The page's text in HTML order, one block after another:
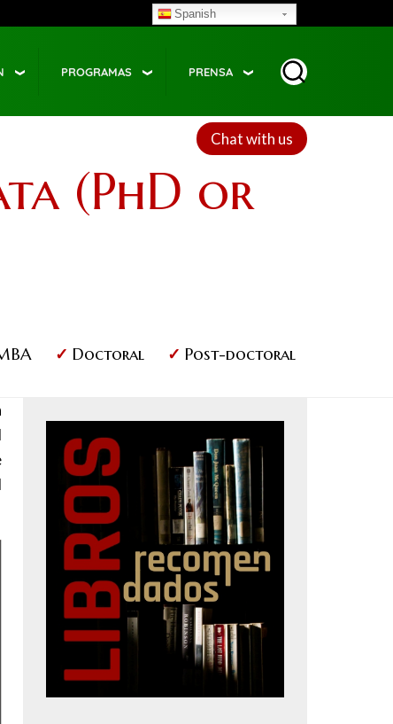
Spanish
Chat with us
PROGRAMAS PRENSA
(PhD or
Doctoral Post-doctoral